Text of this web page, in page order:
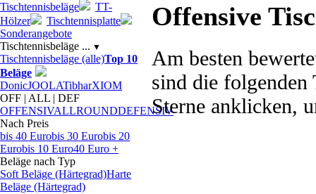
Tischtennisbeläge
TT-
Hölzer
Tischtennisplatte
Sonderangebote
Tischtennisbeläge ... ▼
Tischtennisbeläge (alle)Top 10
Beläge
DonicJOOLATibharXIOM
OFF | ALL | DEF
OFFENSIVALLROUNDDEFENSIV
Nach Preis
bis 40 Eurobis 30 Eurobis 20
Eurobis 10 Euro40 Euro +
Beläge nach Typ
Soft Beläge (Härtegrad)Harte
Beläge (Härtegrad)
Offensive
Am besten
sind die folgenden
Sterne anklicken,